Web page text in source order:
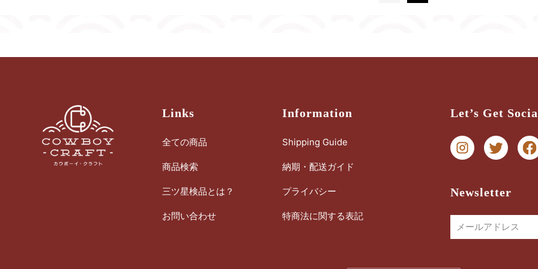
Links
全ての商品
商品検索
三ツ星検品とは？
お問い合わせ
Information
Shipping Guide
納期・配送ガイド
プライバシー
特商法に関する表記
Let’s Get
Newsletter
メールアドレス